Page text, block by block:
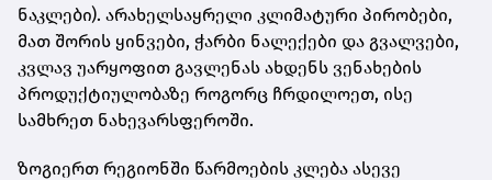
ნაკლები). არახელსაყრელი კლიმატური პირობები,
მათ შორის ყინვები, ჭარბი ნალექები და გვალვები,
კვლავ უარყოფით გავლენას ახდენს ვენახების
პროდუქტიულობაზე როგორც ჩრდილოეთ, ისე
სამხრეთ ნახევარსფეროში.
ზოგიერთ რეგიონში წარმოების კლება ასევე